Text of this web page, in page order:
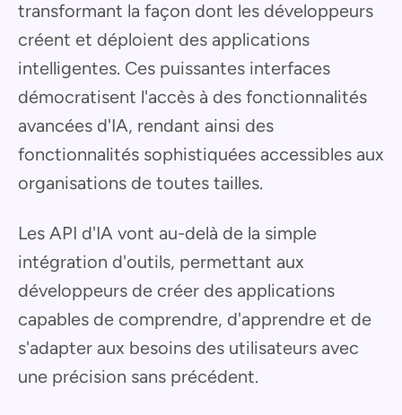
transformant la façon dont les développeurs
créent et déploient des applications
intelligentes. Ces puissantes interfaces
démocratisent l'accès à des fonctionnalités
avancées d'IA, rendant ainsi des
fonctionnalités sophistiquées accessibles aux
organisations de toutes tailles.
Les API d'IA vont au-delà de la simple
intégration d'outils, permettant aux
développeurs de créer des applications
capables de comprendre, d'apprendre et de
s'adapter aux besoins des utilisateurs avec
une précision sans précédent.